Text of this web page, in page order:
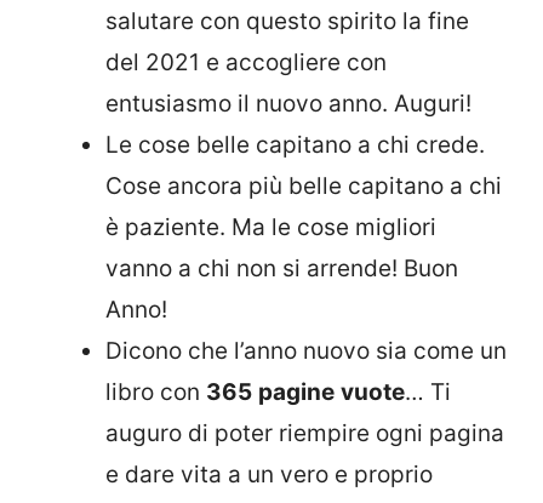
salutare con questo spirito la fine
del 2021 e accogliere con
entusiasmo il nuovo anno. Auguri!
Le cose belle capitano a chi crede.
Cose ancora più belle capitano a chi
è paziente. Ma le cose migliori
vanno a chi non si arrende! Buon
Anno!
Dicono che l’anno nuovo sia come un
libro con 365 pagine vuote… Ti
auguro di poter riempire ogni pagina
e dare vita a un vero e proprio